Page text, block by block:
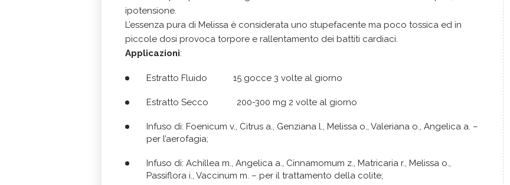
ipotensione.
L’essenza pura di Melissa è considerata uno stupefacente ma poco tossica ed in
piccole dosi provoca torpore e rallentamento dei battiti cardiaci.
Applicazioni:
Estratto Fluido 15 gocce 3 volte al giorno
Estratto Secco 200-300 mg 2 volte al giorno
Infuso di: Foenicum v., Citrus a., Genziana l., Melissa o., Valeriana o., Angelica a. –
per l’aerofagia;
Infuso di: Achillea m., Angelica a., Cinnamomum z., Matricaria r., Melissa o.,
Passiflora i., Vaccinum m. – per il trattamento della colite;